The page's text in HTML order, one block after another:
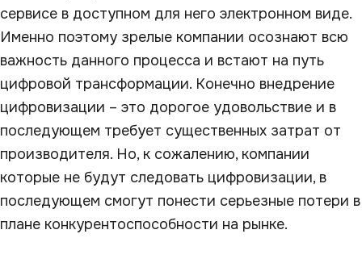
сервисе в доступном для него электронном виде.
Именно поэтому зрелые компании осознают всю
важность данного процесса и встают на путь
цифровой трансформации. Конечно внедрение
цифровизации – это дорогое удовольствие и в
последующем требует существенных затрат от
производителя. Но, к сожалению, компании
которые не будут следовать цифровизации, в
последующем смогут понести серьезные потери в
плане конкурентоспособности на рынке.